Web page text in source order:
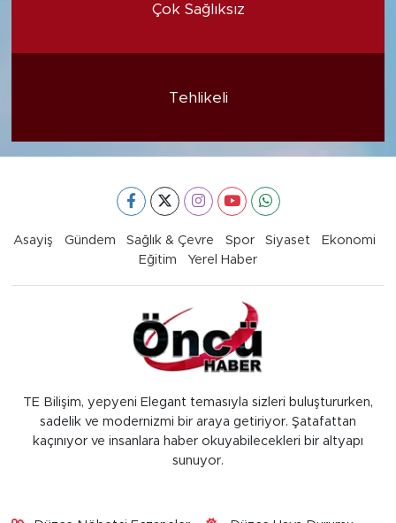
Çok Sağlıksız
Tehlikeli
Asayiş Gündem Sağlık & Çevre Spor Siyaset
Ekonomi
Eğitim
Yerel Haber
TE Bilişim, yepyeni Elegant temasıyla sizleri buluştururken,
sadelik ve modernizmi bir araya getiriyor. Şatafattan
kaçınıyor ve insanlara haber okuyabilecekleri bir altyapı
sunuyor.